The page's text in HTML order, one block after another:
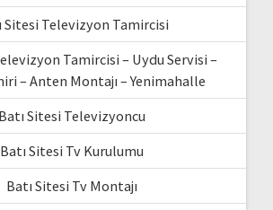
Sitesi Televizyon Tamircisi
Tamircisi – Uydu Servisi –
– Anten Montajı – Yenimahalle
Batı Sitesi Televizyoncu
Batı Sitesi Tv Kurulumu
Batı Sitesi Tv Montajı